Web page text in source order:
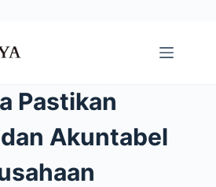
Pastikan
Akuntabel